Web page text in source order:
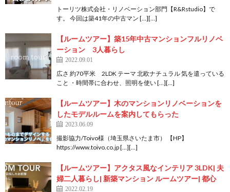
トーリツ株式会社・リノベーション部門【R&Rstudio】で
す。 今回は築41年の中古マン […][…]
【ルームツアー】築15年中古マンションフルリノベ
ーション 3人暮らし
2022.09.01
広さ 約70平米 2LDK テーマ 北欧ナチュラル 気を遣っている
こと ・時間帯に合わせ、照明を使い […][…]
【ルームツアー】木のマンションリノベーションを
したモデルルームを案内してもらった
2023.06.09
撮影協力/Toivo様（埼玉県さいたま市） 【HP】
https://www.toivo.co.jp […][…]
【ルームツアー】アクタス風なインテリア 3LDK| 夫
婦二人暮らし| 新築マンション ルームツアー| 都心
2022.02.19